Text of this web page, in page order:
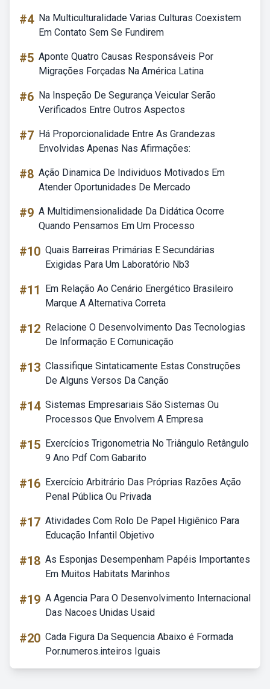
#4 Na Multiculturalidade Varias Culturas Coexistem
Em Contato Sem Se Fundirem
#5 Aponte Quatro Causas Responsáveis Por
Migrações Forçadas Na América Latina
#6 Na Inspeção De Segurança Veicular Serão
Verificados Entre Outros Aspectos
#7 Há Proporcionalidade Entre As Grandezas
Envolvidas Apenas Nas Afirmações:
#8 Ação Dinamica De Individuos Motivados Em
Atender Oportunidades De Mercado
#9 A Multidimensionalidade Da Didática Ocorre
Quando Pensamos Em Um Processo
#10 Quais Barreiras Primárias E Secundárias
Exigidas Para Um Laboratório Nb3
#11
Em Relação Ao Cenário Energético Brasileiro
Marque A Alternativa Correta
#12 Relacione O Desenvolvimento Das Tecnologias
De Informação E Comunicação
#13 Classifique Sintaticamente Estas Construções
De Alguns Versos Da Canção
#14 Sistemas Empresariais São Sistemas Ou
Processos Que Envolvem A Empresa
#15 Exercícios Trigonometria No Triângulo Retângulo
9 Ano Pdf Com Gabarito
#16 Exercício Arbitrário Das Próprias Razões Ação
Penal Pública Ou Privada
#17 Atividades Com Rolo De Papel Higiênico Para
Educação Infantil Objetivo
#18 As Esponjas Desempenham Papéis Importantes
Em Muitos Habitats Marinhos
#19 A Agencia Para O Desenvolvimento Internacional
Das Nacoes Unidas Usaid
#20 Cada Figura Da Sequencia Abaixo é Formada
Por.numeros.inteiros Iguais